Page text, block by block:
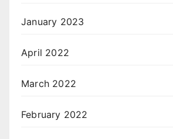
January 2023
April 2022
March 2022
February 2022